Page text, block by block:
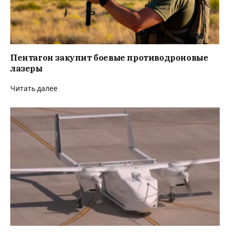
Пентагон закупит боевые противодроновые
лазеры
Читать далее